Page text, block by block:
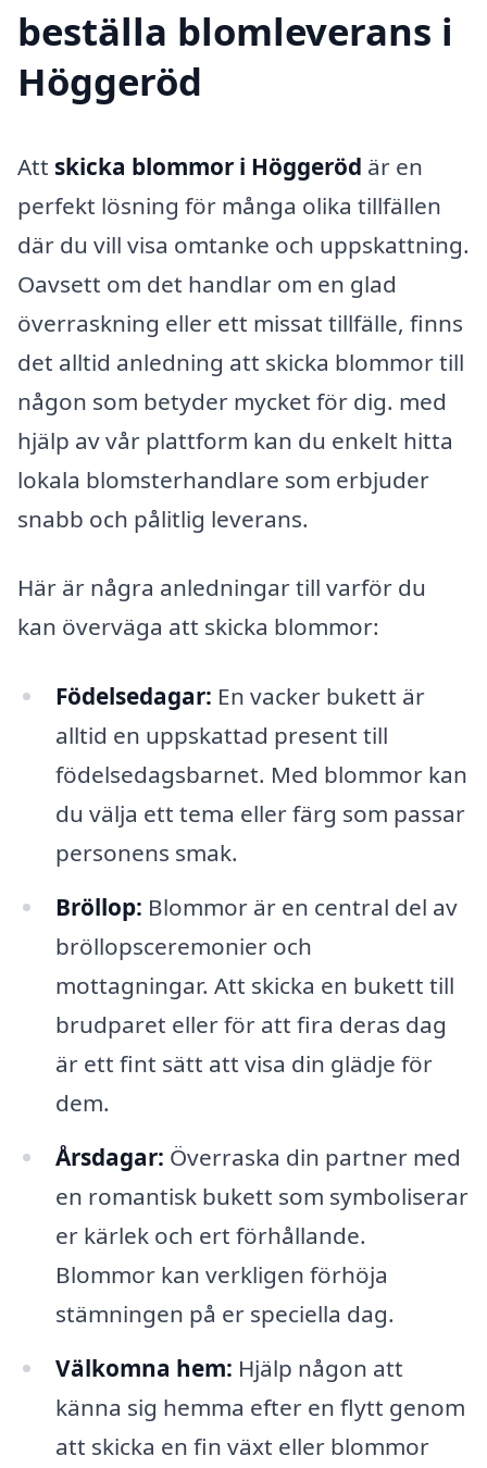
beställa blomleverans i
Höggeröd
Att skicka blommor i Höggeröd är en
perfekt lösning för många olika tillfällen
där du vill visa omtanke och uppskattning.
Oavsett om det handlar om en glad
överraskning eller ett missat tillfälle, finns
det alltid anledning att skicka blommor till
någon som betyder mycket för dig. med
hjälp av vår plattform kan du enkelt hitta
lokala blomsterhandlare som erbjuder
snabb och pålitlig leverans.
Här är några anledningar till varför du
kan överväga att skicka blommor:
Födelsedagar: En vacker bukett är
alltid en uppskattad present till
födelsedagsbarnet. Med blommor kan
du välja ett tema eller färg som passar
personens smak.
Bröllop: Blommor är en central del av
bröllopsceremonier och
mottagningar. Att skicka en bukett till
brudparet eller för att fira deras dag
är ett fint sätt att visa din glädje för
dem.
Årsdagar: Överraska din partner med
en romantisk bukett som symboliserar
er kärlek och ert förhållande.
Blommor kan verkligen förhöja
stämningen på er speciella dag.
Välkomna hem: Hjälp någon att
känna sig hemma efter en flytt genom
att skicka en fin växt eller blommor